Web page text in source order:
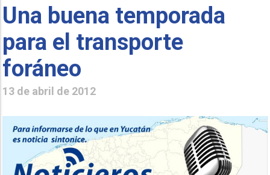
Una buena temporada
para el transporte
foráneo
13 de abril de 2012